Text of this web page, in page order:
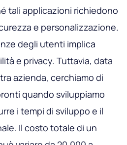
tali applicazioni richiedono
e personalizzazione.
degli utenti implica
e privacy. Tuttavia, data
azienda, cerchiamo di
quando sviluppiamo
i tempi di sviluppo e il
Il costo totale di un